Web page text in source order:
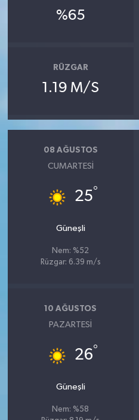
%65
RÜZGAR
1.19 M/S
08 AĞUSTOS
CUMARTESI
25°
Güneşli
Nem: %52
Rüzgar: 6.39 m/s
10 AĞUSTOS
PAZARTESI
26°
Güneşli
Nem: %58